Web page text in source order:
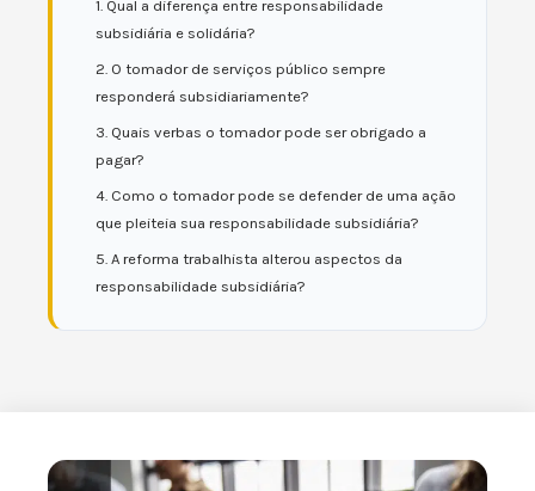
1. Qual a diferença entre responsabilidade
subsidiária e solidária?
2. O tomador de serviços público sempre
responderá subsidiariamente?
3. Quais verbas o tomador pode ser obrigado a
pagar?
4. Como o tomador pode se defender de uma ação
que pleiteia sua responsabilidade subsidiária?
5. A reforma trabalhista alterou aspectos da
responsabilidade subsidiária?